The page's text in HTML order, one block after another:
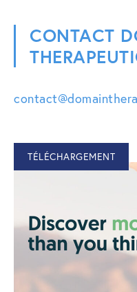
CONTACT
TÉLÉCHARGEMENT